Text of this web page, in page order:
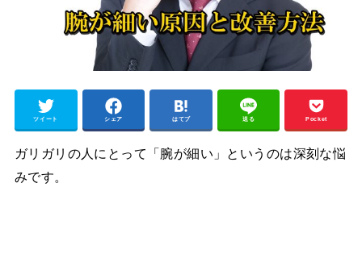
ツイート シェア はてブ 送る Pocket
ガリガリの人にとって「腕が細い」というのは深刻な悩
みです。